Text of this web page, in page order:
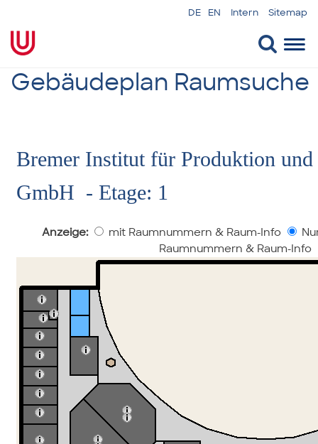
DE EN Intern Sitemap
Gebäudeplan Raumsuche
Bremer Institut für Produktion
GmbH - Etage: 1
Anzeige: mit Raumnummern & Raum-Info
Raumnummern & Raum-Info